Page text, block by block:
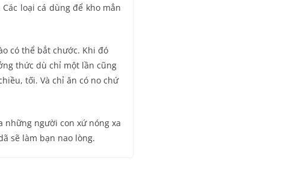
loại cá dùng để kho mẳn
có thể bắt chước. Khi đó
thức dù chỉ một lần cũng
tối. Và chỉ ăn có no chứ
những người con xứ nóng xa
sẽ làm bạn nao lòng.